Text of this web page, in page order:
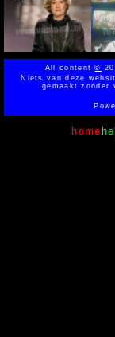
All content©
Niets van deze
gemaakt zonder
home